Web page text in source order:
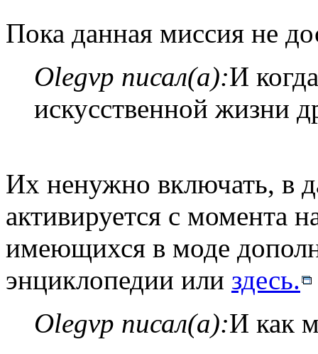
Пока данная миссия не
Olegvp писал(а):И
искусственной жизни
Их ненужно включать, в
активируется с момента
имеющихся в моде
энциклопедии или здесь.
Olegvp писал(а):И как